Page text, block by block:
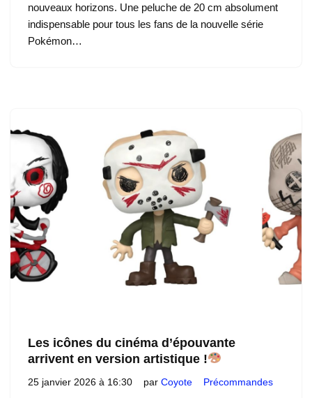
nouveaux horizons. Une peluche de 20 cm absolument
indispensable pour tous les fans de la nouvelle série
Pokémon…
Les icônes du cinéma d’épouvante
arrivent en version artistique !
25 janvier 2026 à 16:30 par Coyote Précommandes